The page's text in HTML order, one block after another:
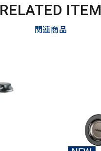
RELATED ITEM
関連商品